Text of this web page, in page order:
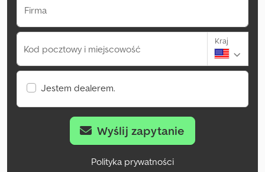
Firma
Kod pocztowy i miejscowość
Kraj
Jestem dealerem.
Wyślij zapytanie
Polityka prywatności